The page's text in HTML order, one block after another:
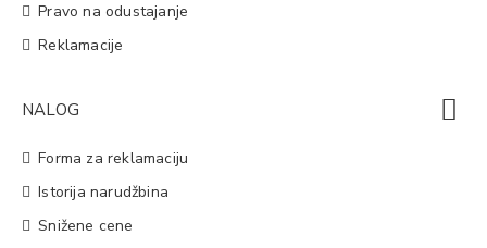
Pravo na odustajanje
Reklamacije
NALOG
Forma za reklamaciju
Istorija narudžbina
Snižene cene